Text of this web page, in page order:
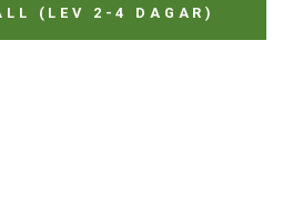
(LEV 2-4 DAGAR)